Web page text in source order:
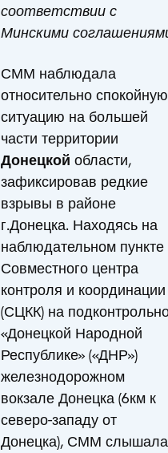
соответствии с
Минскими
СММ наблюдала
относительно спокойную
ситуацию на большей
части территории
Донецкой области,
зафиксировав редкие
взрывы в районе
г.Донецка. Находясь на
наблюдательном пункте
Совместного центра
контроля и координации
(СЦКК) на
«Донецкой Народной
Республике» («ДНР»)
железнодорожном
вокзале Донецка (6км к
северо-западу от
Донецка), СММ слышала